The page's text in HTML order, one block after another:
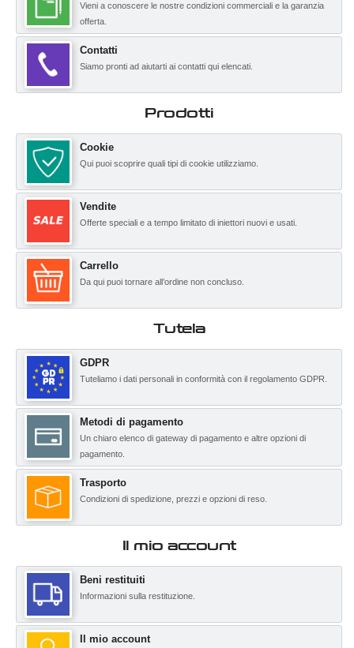
Vieni a conoscere le nostre condizioni commerciali e la garanzia
offerta.
Contatti
Siamo pronti ad aiutarti ai contatti qui elencati.
Prodotti
Cookie
Qui puoi scoprire quali tipi di cookie utilizziamo.
Vendite
Offerte speciali e a tempo limitato di iniettori nuovi e usati.
Carrello
Da qui puoi tornare all’ordine non concluso.
Tutela
GDPR
Tuteliamo i dati personali in conformità con il regolamento GDPR.
Metodi di pagamento
Un chiaro elenco di gateway di pagamento e altre opzioni di
pagamento.
Trasporto
Condizioni di spedizione, prezzi e opzioni di reso.
Il mio account
Beni restituiti
Informazioni sulla restituzione.
Il mio account